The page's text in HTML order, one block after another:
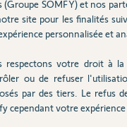
du kit?
(Groupe SOMFY) et nos
site pour les finalités
personnalisée et
respectons votre droit à la
ou de refuser
par des tiers. Le refus
cependant votre